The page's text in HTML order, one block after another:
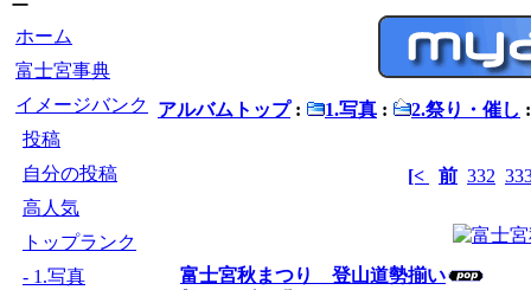
ー
ホーム
富士宮事典
イメージバンク
投稿
自分の投稿
高人気
トップランク
- 1.写真
アルバムトップ: 1.写真 : 2.祭り・催し
[< 前 332
富士宮秋まつり 登山道勢揃い